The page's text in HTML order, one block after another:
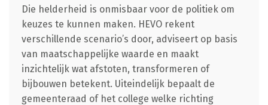
Die helderheid is onmisbaar voor de politiek om
keuzes te kunnen maken. HEVO rekent
verschillende scenario’s door, adviseert op basis
van maatschappelijke waarde en maakt
inzichtelijk wat afstoten, transformeren of
bijbouwen betekent. Uiteindelijk bepaalt de
gemeenteraad of het college welke richting